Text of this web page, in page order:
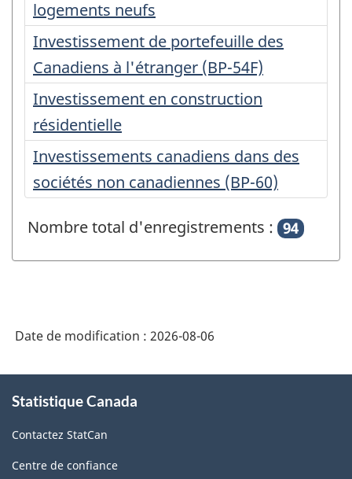
logements neufs
Investissement de portefeuille des
Canadiens à l'étranger (BP-54F)
Investissement en construction
résidentielle
Investissements canadiens dans des
sociétés non canadiennes (BP-60)
Nombre total d'enregistrements : 94
Date de modification : 2026-08-06
propos
ce
site
Statistique Canada
Contactez StatCan
Centre de confiance